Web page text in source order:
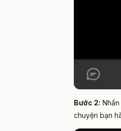
Bước 2: Nhấn
chuyện bạn